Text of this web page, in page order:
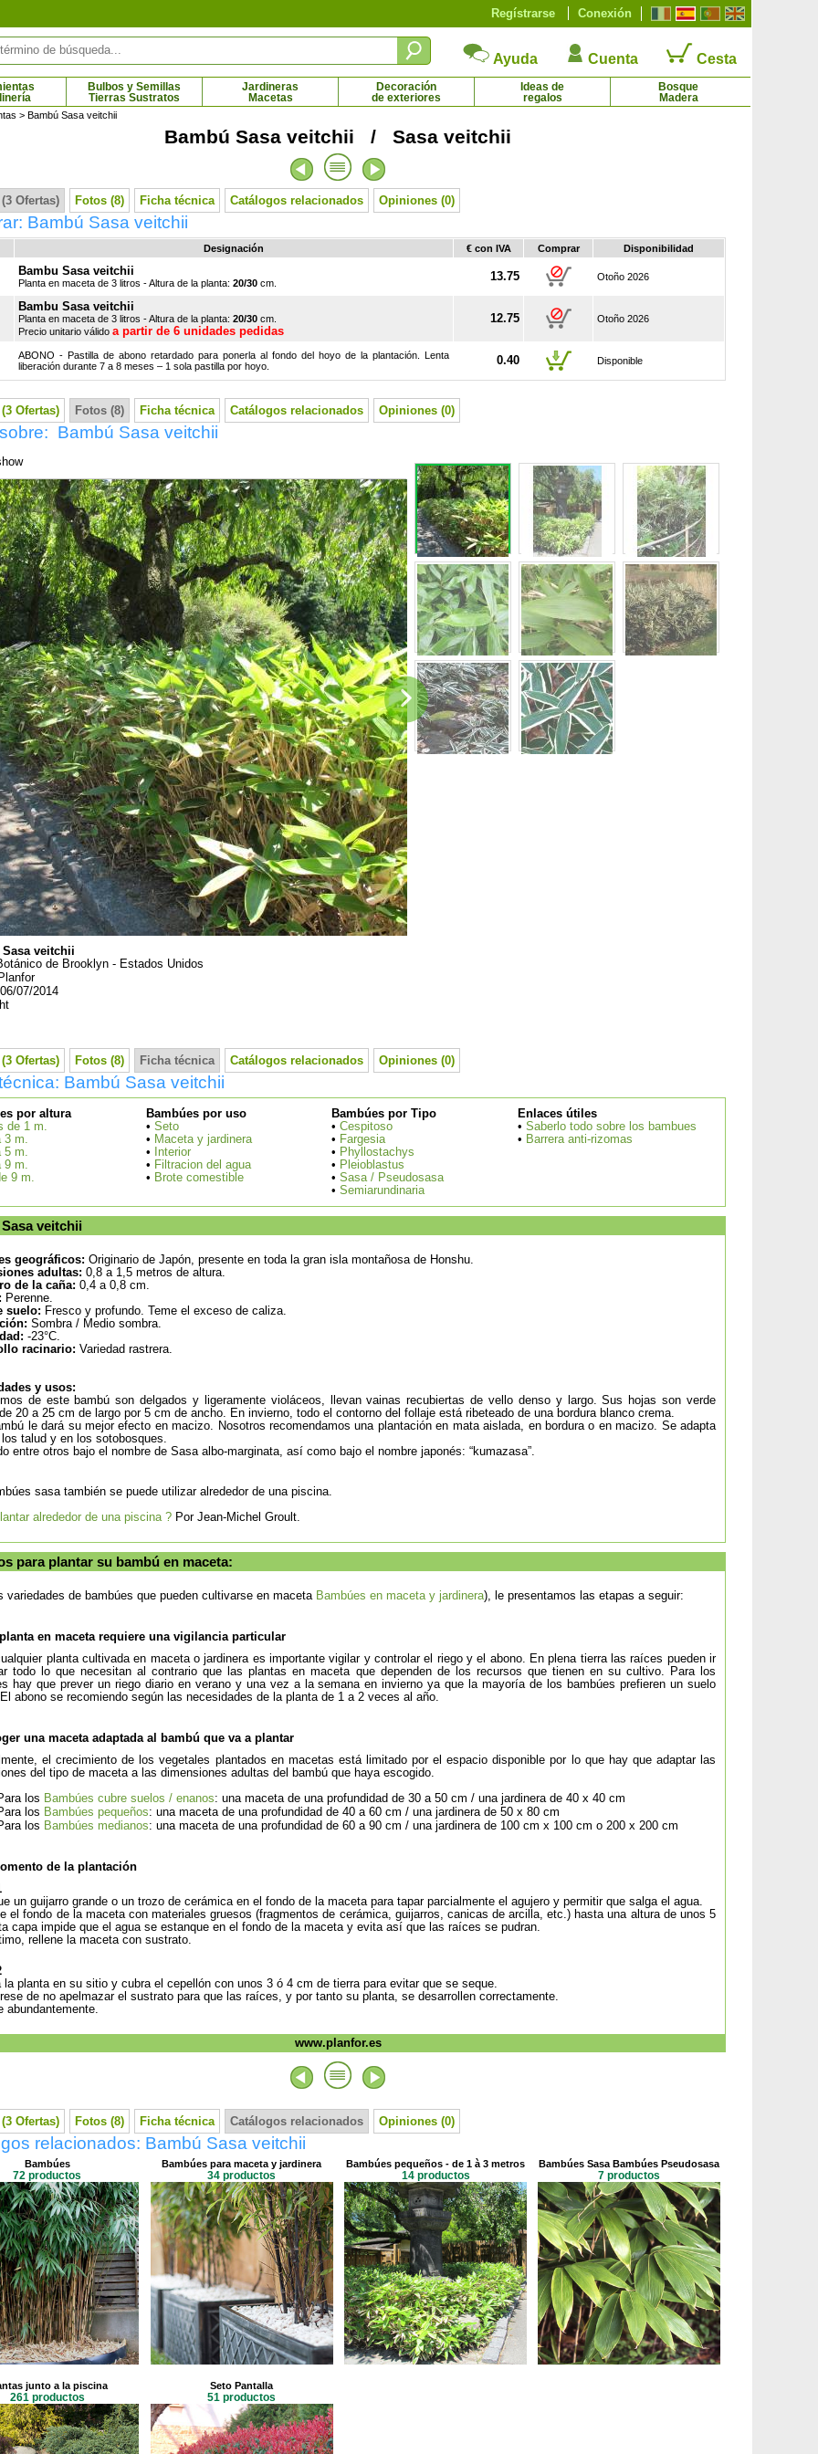
Conexión
Regístrarse
Ayuda Cuenta Cesta
Bulbos y Semillas
Tierras Sustratos
Jardineras
Macetas
Decoración
de exteriores
Ideas de
regalos
Bosque
Madera
> Bambú Sasa veitchii
Bambú Sasa veitchii / Sasa veitchii
Ofertas) Fotos (8) Ficha técnica Catálogos relacionados Opiniones (0)
Bambú Sasa veitchii
Designación € con IVA Comprar Disponibilidad
Bambu Sasa veitchii
Planta en maceta de 3 litros - Altura de la planta: 20/30 cm. 13.75 Otoño 2026
Bambu Sasa veitchii
Planta en maceta de 3 litros - Altura de la planta: 20/30 cm.
Precio unitario válido a partir de 6 unidades pedidas
12.75 Otoño 2026
ABONO - Pastilla de abono retardado para ponerla al fondo del hoyo de la plantación. Lenta
liberación durante 7 a 8 meses – 1 sola pastilla por hoyo.
0.40 Disponible
Ofertas) Fotos (8) Ficha técnica Catálogos relacionados Opiniones (0)
Bambú Sasa veitchii
Sasa veitchii
de Brooklyn - Estados Unidos
Planfor
06/07/2014
Ofertas) Fotos (8) Ficha técnica Catálogos relacionados Opiniones (0)
Bambú Sasa veitchii
por altura
de 1 m.
3 m.
5 m.
9 m.
9 m.
Bambúes por uso
• Seto
• Maceta y jardinera
•
Interior
• Filtracion del agua
• Brote comestible
Bambúes por Tipo
•Cespitoso
• Fargesia
• Phyllostachys
• Pleioblastus
•Sasa / Pseudosasa
•Semiarundinaria
Enlaces útiles
• Saberlo todo sobre los bambues
• Barrera anti-rizomas
veitchii
geográficos: Originario de Japón, presente en toda la gran isla montañosa de Honshu.
adultas: 0,8 a 1,5 metros de altura.
de la caña: 0,4 a 0,8 cm.
Perenne.
suelo: Fresco y profundo. Teme el exceso de caliza.
Sombra / Medio sombra.
-23°C.
racinario: Variedad rastrera.
y usos:
de este bambú son delgados y ligeramente violáceos, llevan vainas recubiertas de vello denso y largo. Sus hojas son verde
20 a 25 cm de largo por 5 cm de ancho. En invierno, todo el contorno del follaje está ribeteado de una bordura blanco crema.
le dará su mejor efecto en macizo. Nosotros recomendamos una plantación en mata aislada, en bordura o en macizo. Se adapta
los talud y en los sotobosques.
entre otros bajo el nombre de Sasa albo-marginata, así como bajo el nombre japonés: “kumazasa”.
sasa también se puede utilizar alrededor de una piscina.
alrededor de una piscina ? Por Jean-Michel Groult.
para plantar su bambú en maceta:
variedades de bambúes que pueden cultivarse en maceta Bambúes en maceta y jardinera), le presentamos las etapas a seguir:
en maceta requiere una vigilancia particular
planta cultivada en maceta o jardinera es importante vigilar y controlar el riego y el abono. En plena tierra las raíces pueden ir
todo lo que necesitan al contrario que las plantas en maceta que dependen de los recursos que tienen en su cultivo. Para los
hay que prever un riego diario en verano y una vez a la semana en invierno ya que la mayoría de los bambúes prefieren un suelo
abono se recomiendo según las necesidades de la planta de 1 a 2 veces al año.
una maceta adaptada al bambú que va a plantar
el crecimiento de los vegetales plantados en macetas está limitado por el espacio disponible por lo que hay que adaptar las
del tipo de maceta a las dimensiones adultas del bambú que haya escogido.
los Bambúes cubre suelos / enanos: una maceta de una profundidad de 30 a 50 cm / una jardinera de 40 x 40 cm
los Bambúes pequeños: una maceta de una profundidad de 40 a 60 cm / una jardinera de 50 x 80 cm
los Bambúes medianos: una maceta de una profundidad de 60 a 90 cm / una jardinera de 100 cm x 100 cm o 200 x 200 cm
de la plantación
un guijarro grande o un trozo de cerámica en el fondo de la maceta para tapar parcialmente el agujero y permitir que salga el agua.
el fondo de la maceta con materiales gruesos (fragmentos de cerámica, guijarros, canicas de arcilla, etc.) hasta una altura de unos 5
capa impide que el agua se estanque en el fondo de la maceta y evita así que las raíces se pudran.
rellene la maceta con sustrato.
la planta en su sitio y cubra el cepellón con unos 3 ó 4 cm de tierra para evitar que se seque.
de no apelmazar el sustrato para que las raíces, y por tanto su planta, se desarrollen correctamente.
abundantemente.
www.planfor.es
Ofertas) Fotos (8) Ficha técnica Catálogos relacionados Opiniones (0)
relacionados: Bambú Sasa veitchii
Bambúes
72 productos
Bambúes para maceta y jardinera
34 productos
Bambúes pequeños - de 1 à 3 metros
14 productos
Bambúes Sasa Bambúes Pseudosasa
7 productos
junto a la piscina
261 productos
Seto Pantalla
51 productos